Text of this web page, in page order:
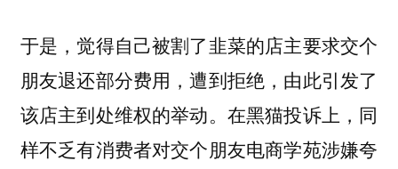
于是，觉得自己被割了韭菜的店主要求交个
朋友退还部分费用，遭到拒绝，由此引发了
该店主到处维权的举动。在黑猫投诉上，同
样不乏有消费者对交个朋友电商学苑涉嫌夸